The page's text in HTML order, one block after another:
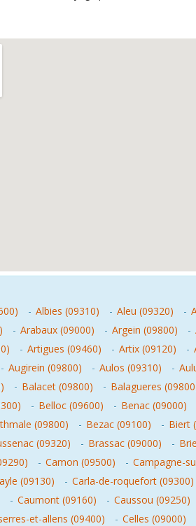
- Albies (09310) - Aleu (09320) -
- Arabaux (09000) - Argein (09800) -
- Artigues (09460) - Artix (09120) -
- Augirein (09800) - Aulos (09310) -
- Balacet (09800) - Balagueres
- Belloc (09600) - Benac (09000)
(09800) - Bezac (09100) - Biert
(09320) - Brassac (09000) -
- Camon (09500) - Campagne-
(09130) - Carla-de-roquefort (09300)
- Caumont (09160) - Caussou (09250)
et-allens (09400) - Celles (09000)